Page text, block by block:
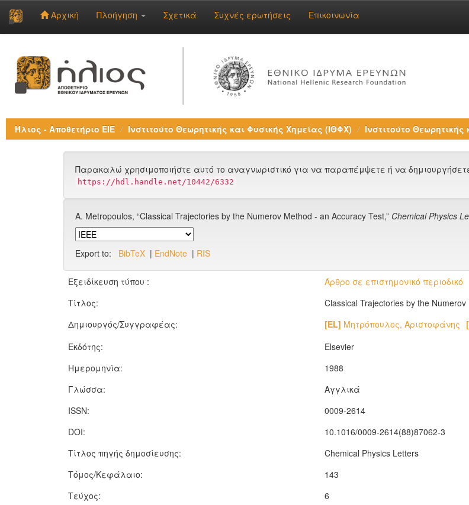
navigation
Αρχική Πλοήγηση Σχετικά Συχνές ερωτήσεις Επικοινωνία
Ήλιος - Αποθετήριο ΕΙΕ Ινστιτούτο Θεωρητικής και Φυσικής Χημείας (ΙΘΦΧ) Ινστιτούτο
Παρακαλώ χρησιμοποιήστε αυτό το αναγνωριστικό για να παραπέμψετε ή να
https://hdl.handle.net/10442/6332
A. Metropoulos, “Classical Trajectories by the Numerov Method - an Accuracy Test,” Chemical Physics
Export to: BibTeX | EndNote | RIS
Εξειδίκευση τύπου :
Άρθρο σε επιστημονικό περιοδικό
Τίτλος:
Classical Trajectories by the
Δημιουργός/Συγγραφέας:
[EL] Μητρόπουλος, Αριστοφάνης
Εκδότης:
Elsevier
Ημερομηνία:
1988
Γλώσσα:
Αγγλικά
ISSN:
0009-2614
DOI:
10.1016/0009-2614(88)87062-3
Τίτλος πηγής δημοσίευσης:
Chemical Physics Letters
Τόμος/Κεφάλαιο:
143
Τεύχος:
6